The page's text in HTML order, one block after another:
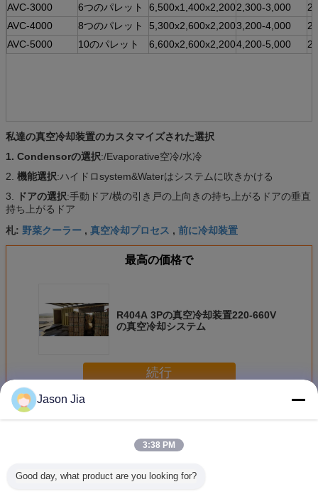
AVC-3000
6つのパレット 6,500x1,400x2,2002,300-3,000
AVC-4000
8つのパレット 5,300x2,600x2,2003,200-4,000
AVC-5000
10のパレット 6,600x2,600x2,2004,200-5,000
私達の真空冷却装置のカスタマイズされた選択
1. Condensorの選択:/Evaporative空冷/水冷
2. 機能選択:ハイドロsystem&Waterはシステムに吹きかける
3.
ドアの選択:手動ドア/横の引き戸の上向きの持ち上がるドアの垂直
持ち上がるドア
札: 野菜クーラー , 真空冷却プロセス , 前に冷却装置
最高の価格で
R404A 3Pの真空冷却装置220-660V
の真空冷却システム
続行
多く真空冷却装置
Jason Jia
3:38 PM
Good day, what product are you looking for?